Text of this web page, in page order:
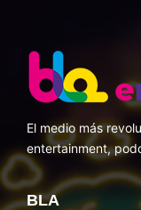
El medio más
entertainment,
BLA